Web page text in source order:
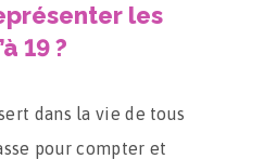
les
19 ?
dans la vie de tous
pour compter et